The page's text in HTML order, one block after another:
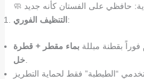
حافظي على الفستان كأنه جديد
التنظيف الفوري:
فوراً بقطنة مبللةبماء مقطر + قطرة
خل